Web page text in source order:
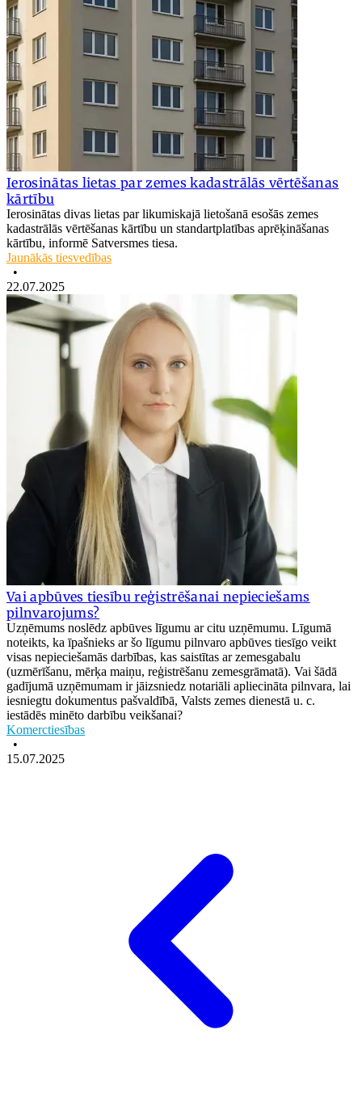
Ierosinātas lietas par zemes kadastrālās vērtēšanas
kārtību
Ierosinātas divas lietas par likumiskajā lietošanā esošās zemes
kadastrālās vērtēšanas kārtību un standartplatības aprēķināšanas
kārtību, informē Satversmes tiesa.
Jaunākās tiesvedības
•
22.07.2025
Vai apbūves tiesību reģistrēšanai nepieciešams
pilnvarojums?
Uzņēmums noslēdz apbūves līgumu ar citu uzņēmumu. Līgumā
noteikts, ka īpašnieks ar šo līgumu pilnvaro apbūves tiesīgo veikt
visas nepieciešamās darbības, kas saistītas ar zemesgabalu
(uzmērīšanu, mērķa maiņu, reģistrēšanu zemesgrāmatā). Vai šādā
gadījumā uzņēmumam ir jāizsniedz notariāli apliecināta pilnvara, lai
iesniegtu dokumentus pašvaldībā, Valsts zemes dienestā u. c.
iestādēs minēto darbību veikšanai?
Komerctiesības
•
15.07.2025